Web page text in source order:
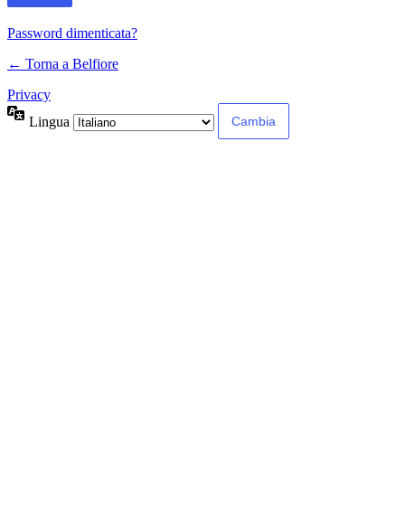
Password dimenticata?
← Torna a Belfiore
Privacy
Lingua